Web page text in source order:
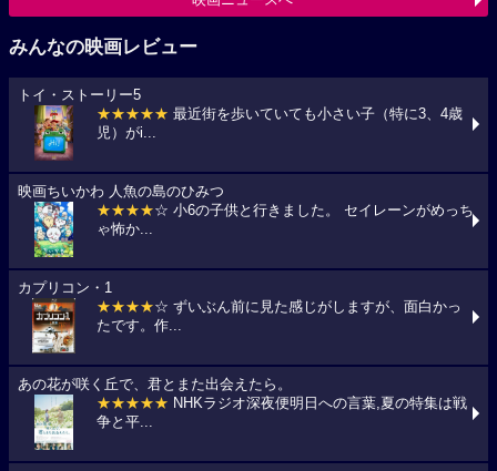
みんなの映画レビュー
トイ・ストーリー5
★★★★★ 最近街を歩いていても小さい子（特に3、4歳
児）がi...
映画ちいかわ 人魚の島のひみつ
★★★★☆ 小6の子供と行きました。 セイレーンがめっち
ゃ怖か...
カプリコン・1
★★★★☆ ずいぶん前に見た感じがしますが、面白かっ
たです。作...
あの花が咲く丘で、君とまた出会えたら。
★★★★★ NHKラジオ深夜便明日への言葉,夏の特集は戦
争と平...